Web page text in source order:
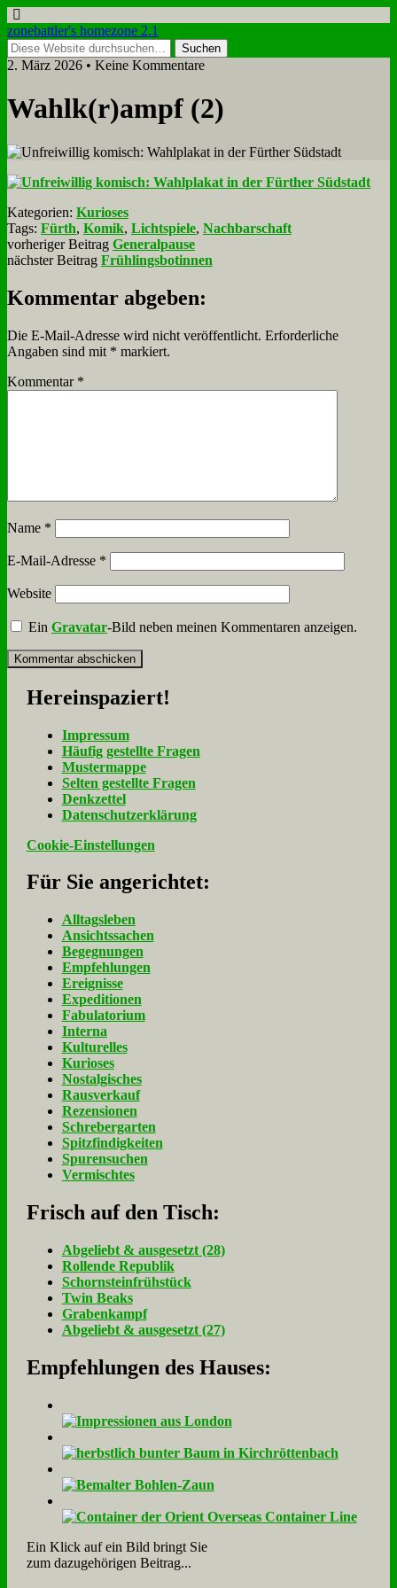
zonebattler's homezone 2.1
2. März 2026 • Keine Kommentare
Wahlk(r)ampf (2)
Kategorien: Kurioses
Tags: Fürth, Komik, Lichtspiele, Nachbarschaft
vorheriger Beitrag Generalpause
nächster Beitrag Frühlingsbotinnen
Kommentar abgeben:
Die E-Mail-Adresse wird nicht veröffentlicht. Erforderliche
Angaben sind mit * markiert.
Kommentar *
Name *
E-Mail-Adresse *
Website
EinGravatar-Bild neben meinen Kommentaren anzeigen.
Her­ein­spa­ziert!
Im­pres­sum
Häu­fig ge­stell­te Fra­gen
Mu­ster­map­pe
Sel­ten ge­stell­te Fra­gen
Denk­zet­tel
Da­ten­schutz­er­klä­rung
Cookie-Einstellungen
Für Sie an­ge­rich­tet:
Alltagsleben
Ansichtssachen
Begegnungen
Empfehlungen
Ereignisse
Expeditionen
Fabulatorium
Interna
Kulturelles
Kurioses
Nostalgisches
Rausverkauf
Rezensionen
Schrebergarten
Spitzfindigkeiten
Spurensuchen
Vermischtes
Frisch auf den Tisch:
Ab­ge­liebt & aus­ge­setzt (28)
Rol­len­de Re­pu­blik
Schorn­stein­früh­stück
Twin Beaks
Gra­ben­kampf
Ab­ge­liebt & aus­ge­setzt (27)
Empfehlungen des Hauses:
Ein Klick auf ein Bild bringt Sie
zum dazugehörigen Beitrag...